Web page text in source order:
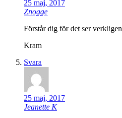
25 maj, 2017
Znogge
Förstår dig för det ser
Kram
Svara
25 maj, 2017
Jeanette K